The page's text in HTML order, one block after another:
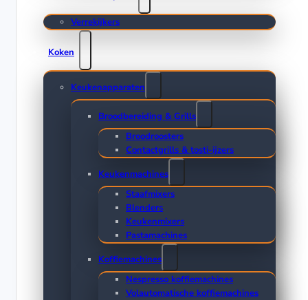
Verrekijkers
Koken
Keukenapparaten
Broodbereiding & Grills
Broodroosters
Contactgrills & tosti-ijzers
Keukenmachines
Staafmixers
Blenders
Keukenmixers
Pastamachines
Koffiemachines
Nespresso koffiemachines
Volautomatische koffiemachines